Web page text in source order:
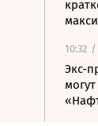
10:32 /
Экс-